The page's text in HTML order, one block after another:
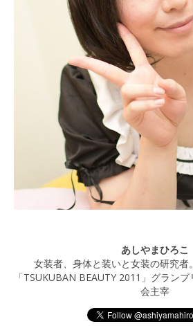
あしやまひろこ
女装者、身体と装いと女装の研究者
「TSUKUBAN BEAUTY 2011」グラン
会主宰